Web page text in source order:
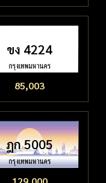
ขง 4224
85,003
ฎก 5005